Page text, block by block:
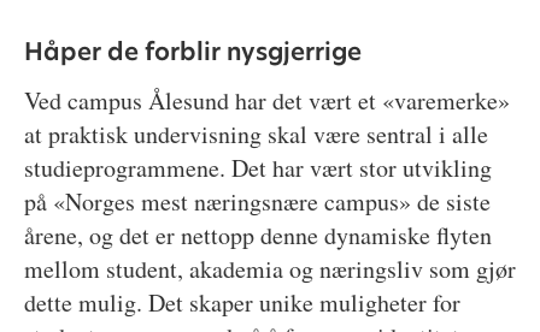
Håper de forblir nysgjerrige
Ved campus Ålesund har det vært et «varemerke»
at praktisk undervisning skal være sentral i alle
studieprogrammene. Det har vært stor utvikling
på «Norges mest næringsnære campus» de siste
årene, og det er nettopp denne dynamiske flyten
mellom student, akademia og næringsliv som gjør
dette mulig. Det skaper unike muligheter for